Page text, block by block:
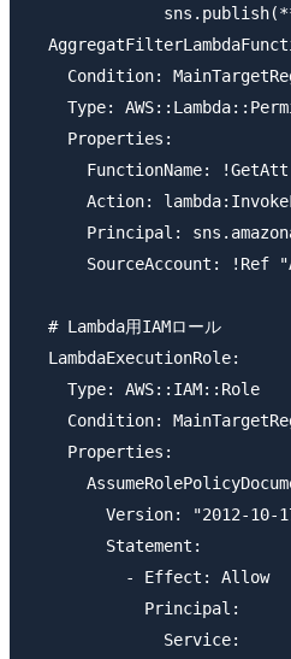
Condition:
Type:
    Properties:
FunctionName:
Action:
Principal:
SourceAccount: !Ref
  # Lambda用IAMロール
  LambdaExecutionRole:
    Type: AWS::IAM::Role
Condition:
    Properties:
Version: "2012-10-
        Statement:
          - Effect: Allow
            Principal:
              Service: